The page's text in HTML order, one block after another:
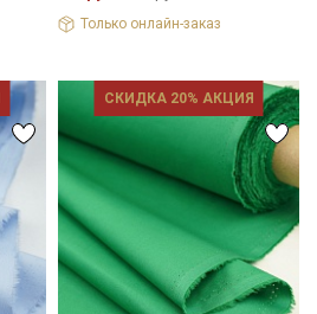
Только онлайн-заказ
СКИДКА 20% АКЦИЯ